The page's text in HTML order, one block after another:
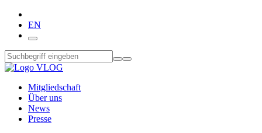
EN
Mitgliedschaft
Über uns
News
Presse